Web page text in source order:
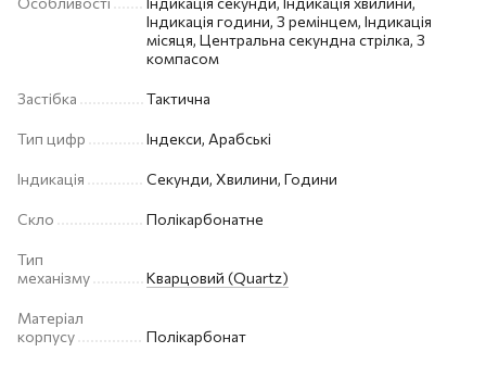
Індикація години, З ремінцем, Індикація
місяця, Центральна секундна стрілка, З
компасом
Застібка Тактична
Тип цифр Індекси, Арабські
Індикація Секунди, Хвилини, Години
Скло Полікарбонатне
Тип
механізму
Кварцовий (Quartz)
Матеріал
корпусу
Полікарбонат